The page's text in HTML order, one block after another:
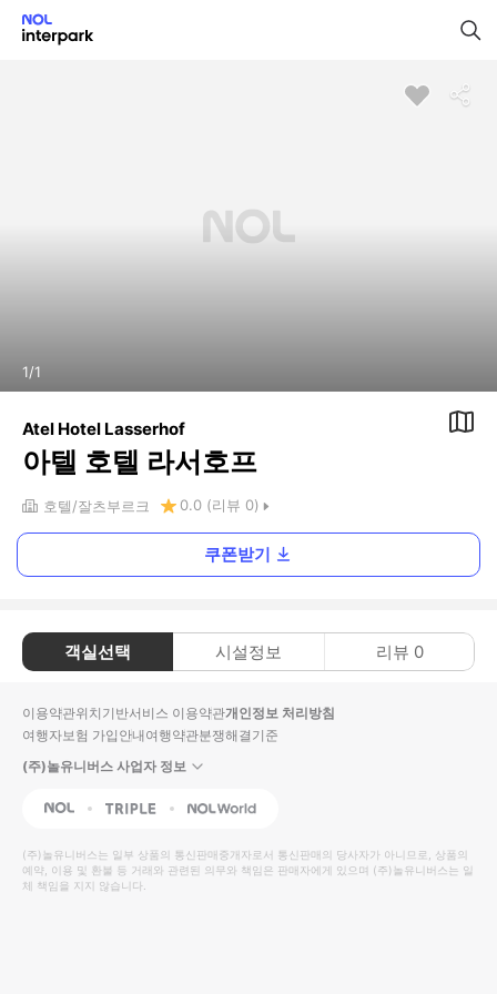
1/1
Atel Hotel Lasserhof
아텔 호텔 라서호프
호텔 잘츠부르크 0.0 (리뷰 0)
쿠폰받기
객실선택 시설정보 리뷰 0
이용약관위치기반서비스 이용약관개인정보 처리방침
여행자보험 가입안내여행약관분쟁해결기준
(주)놀유니버스 사업자 정보
NOL Triple Interpark Global
(주)놀유니버스는 일부 상품의 통신판매중개자로서 통신판매의 당사자가 아니므로, 상품의
예약, 이용 및 환불 등 거래와 관련된 의무와 책임은 판매자에게 있으며 (주)놀유니버스는 일
체 책임을 지지 않습니다.